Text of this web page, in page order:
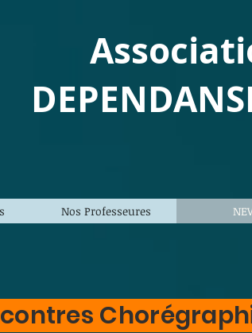
Nos Professeures